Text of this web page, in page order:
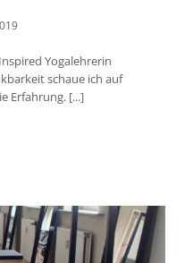
Yogalehrerin
schaue ich auf
Erfahrung. [...]